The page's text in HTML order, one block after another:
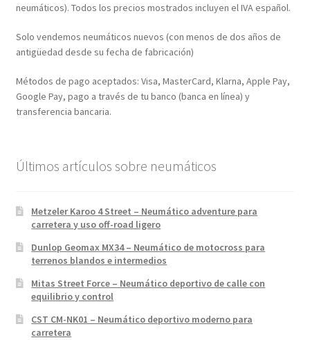
neumáticos). Todos los precios mostrados incluyen el IVA español.
Solo vendemos neumáticos nuevos (con menos de dos años de
antigüedad desde su fecha de fabricación)
Métodos de pago aceptados: Visa, MasterCard, Klarna, Apple Pay,
Google Pay, pago a través de tu banco (banca en línea) y
transferencia bancaria.
Últimos artículos sobre neumáticos
Metzeler Karoo 4 Street – Neumático adventure para
carretera y uso off-road ligero
Dunlop Geomax MX34 – Neumático de motocross para
terrenos blandos e intermedios
Mitas Street Force – Neumático deportivo de calle con
equilibrio y control
CST CM-NK01 – Neumático deportivo moderno para
carretera